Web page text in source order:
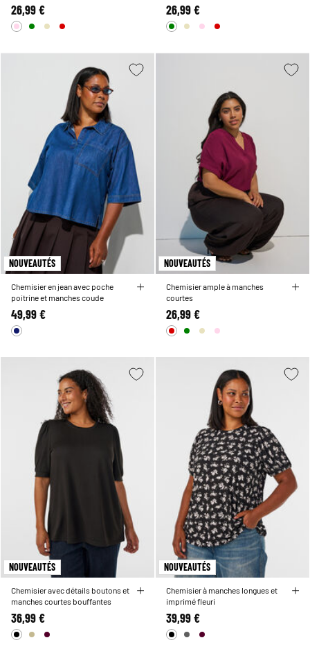
26,99 € 26,99 €
NOUVEAUTÉS
Chemisier en jean avec poche
poitrine et manches coude
49,99 €
NOUVEAUTÉS
Chemisier ample à manches
courtes
26,99 €
NOUVEAUTÉS
Chemisier avec détails boutons et
manches courtes bouffantes
36,99 €
NOUVEAUTÉS
Chemisier à manches longues et
imprimé fleuri
39,99 €